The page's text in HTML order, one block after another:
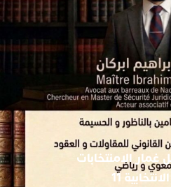
غمار الامنتخابات
11